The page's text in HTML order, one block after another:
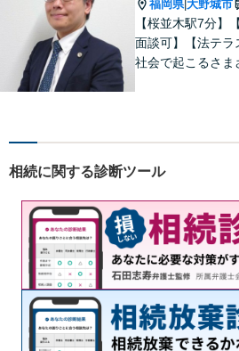
福岡県|大野城市
【桜並木駅7分】
面談可】【法テラ
社会で起こるさま
す。 困りごとや
声がけください。
相続に関する診断ツール